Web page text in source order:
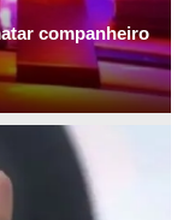
companheiro